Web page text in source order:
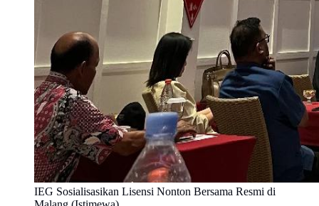
IEG Sosialisasikan Lisensi Nonton Bersama Resmi di